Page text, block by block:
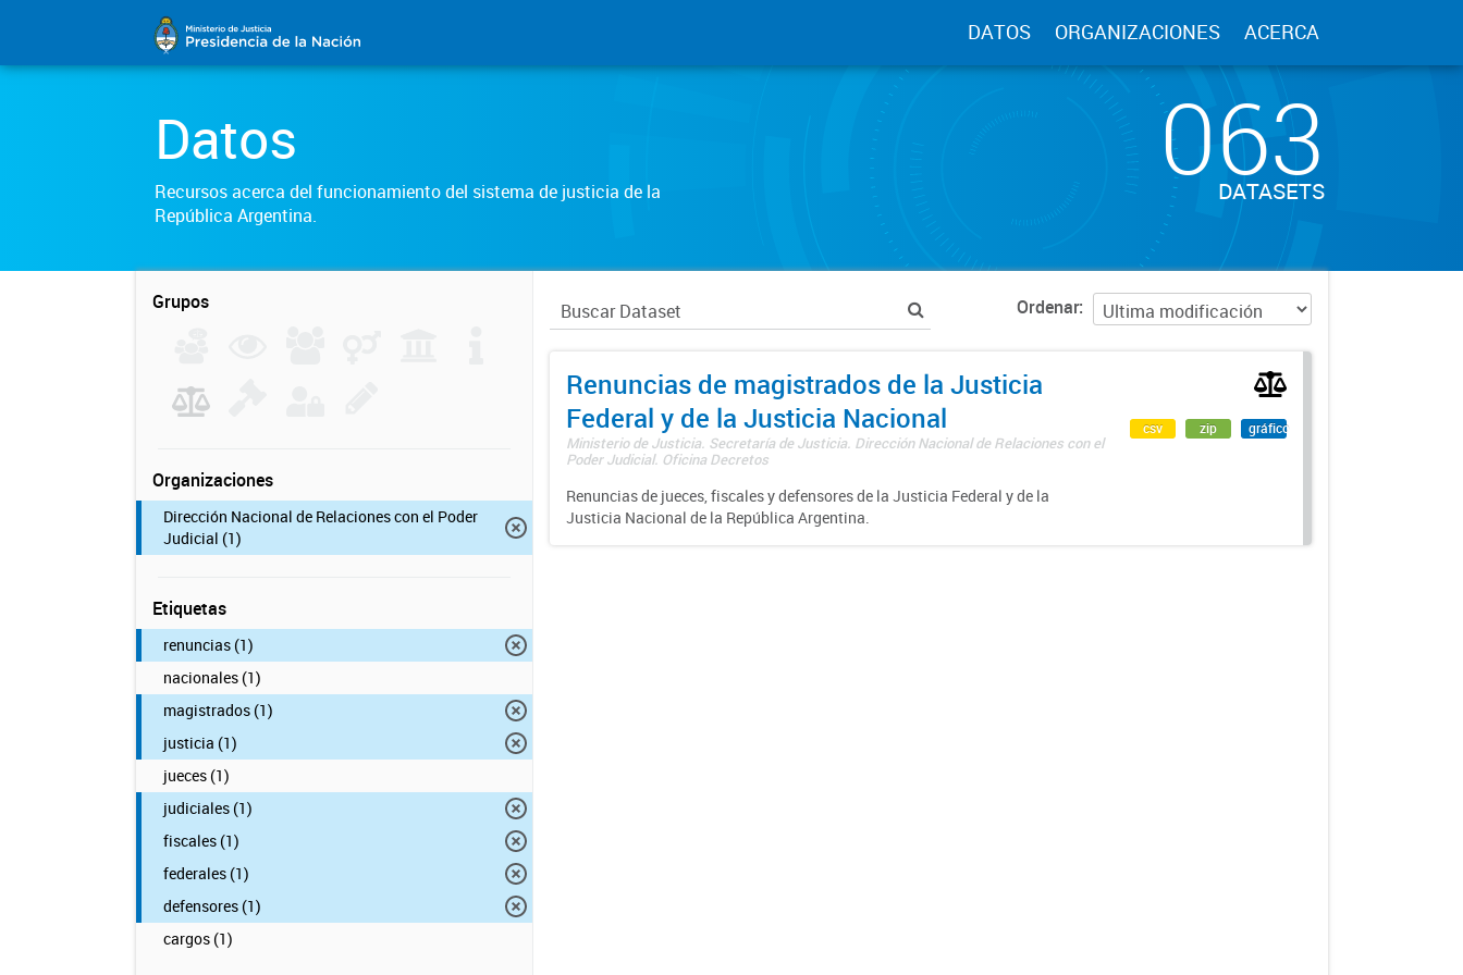
DATOS ORGANIZACIONES ACERCA
Datos
Recursos acerca del funcionamiento del sistema de justicia de la
República Argentina.
063
DATASETS
Grupos
Organizaciones
Dirección Nacional de Relaciones con el Poder
Judicial (1)
Etiquetas
renuncias (1)
nacionales (1)
magistrados (1)
justicia (1)
jueces (1)
judiciales (1)
fiscales (1)
federales (1)
defensores (1)
cargos (1)
Ordenar
Renuncias de magistrados de la Justicia
Federal y de la Justicia Nacional
Ministerio de Justicia. Secretaría de Justicia. Dirección Nacional de Relaciones con el
Poder Judicial. Oficina Decretos
Renuncias de jueces, fiscales y defensores de la Justicia Federal y de la
Justicia Nacional de la República Argentina.
csv zip gráfico